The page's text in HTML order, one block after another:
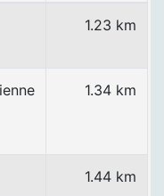
1.23 km
1.34 km
1.44 km